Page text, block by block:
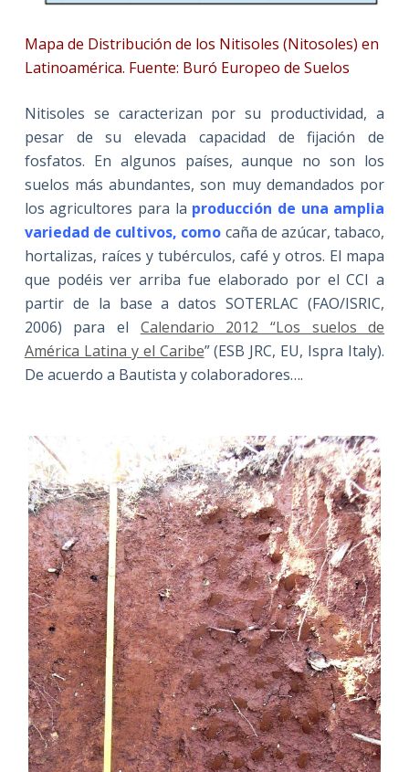
Mapa de Distribución de los Nitisoles (Nitosoles) en
Latinoamérica. Fuente: Buró Europeo de Suelos
Nitisoles se caracterizan por su productividad, a
pesar de su elevada capacidad de fijación de
fosfatos. En algunos países, aunque no son los
suelos más abundantes, son muy demandados por
los agricultores para la producción de una amplia
variedad de cultivos, como caña de azúcar, tabaco,
hortalizas, raíces y tubérculos, café y otros. El mapa
que podéis ver arriba fue elaborado por el CCI a
partir de la base a datos SOTERLAC (FAO/ISRIC,
2006) para el Calendario 2012 “Los suelos de
América Latina y el Caribe” (ESB JRC, EU, Ispra Italy).
De acuerdo a Bautista y colaboradores….